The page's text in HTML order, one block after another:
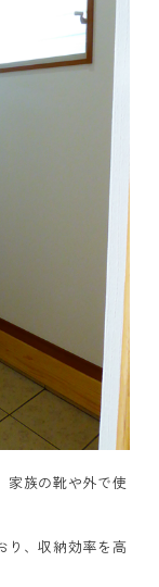
家族の靴や外で使
り、収納効率を高